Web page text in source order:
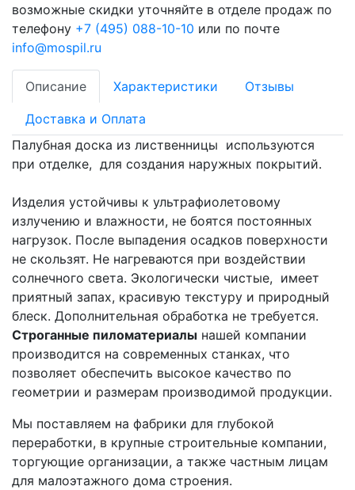
возможные скидки уточняйте в отделе продаж по
телефону +7 (495) 088-10-10 или по почте
info@mospil.ru
Описание Характеристики Отзывы
Доставка и Оплата
Палубная доска из лиственницы используются
при отделке, для создания наружных покрытий.
Изделия устойчивы к ультрафиолетовому
излучению и влажности, не боятся постоянных
нагрузок. После выпадения осадков поверхности
не скользят. Не нагреваются при воздействии
солнечного света. Экологически чистые, имеет
приятный запах, красивую текстуру и природный
блеск. Дополнительная обработка не требуется.
Строганные пиломатериалы нашей компании
производится на современных станках, что
позволяет обеспечить высокое качество по
геометрии и размерам производимой продукции.
Мы поставляем на фабрики для глубокой
переработки, в крупные строительные компании,
торгующие организации, а также частным лицам
для малоэтажного дома строения.